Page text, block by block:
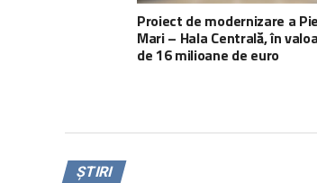
Proiect de modernizare a
Mari – Hala Centrală, în
de 16 milioane de euro
ȘTIRI